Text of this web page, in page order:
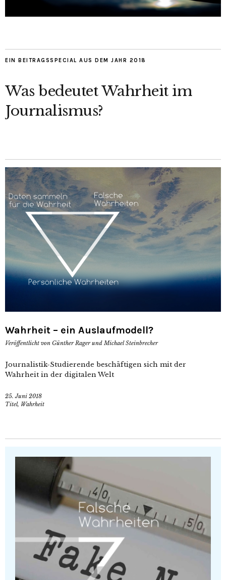
EIN BEITRAGSSPECIAL AUS DEM JAHR 2018
Was bedeutet Wahrheit im
Journalismus?
Wahrheit – ein Auslaufmodell?
Veröffentlicht von Günther Rager und Michael Steinbrecher
Journalistik-Studierende beschäftigen sich mit der
Wahrheit in der digitalen Welt
25. Juni 2018
Titel, Wahrheit